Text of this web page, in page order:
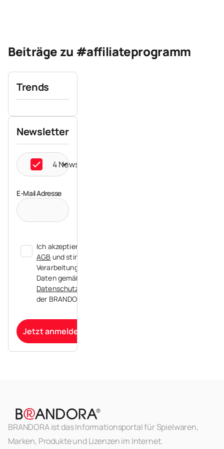
Beiträge zu #affiliateprogramm
Trends
Newsletter
4 Newsletter ausgewählt
E-Mail Adresse
Ich akzeptiere die
AGB und stimme der
Verarbeitung meiner
Daten gemäß der
Datenschutzerklärung
der BRANDORA zu.
Jetzt anmelden
BRANDORA ist das Informationsportal für Spielwaren,
Marken, Produkte und Lizenzen im Internet.